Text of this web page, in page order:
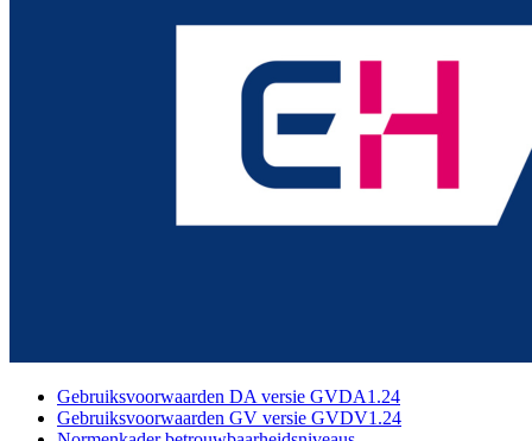
Gebruiksvoorwaarden DA versie GVDA1.24
Gebruiksvoorwaarden GV versie GVDV1.24